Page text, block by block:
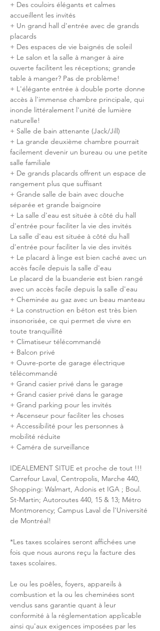
+ Des couloirs élégants et calmes
accueillent les invités
+ Un grand hall d'entrée avec de grands
placards
+ Des espaces de vie baignés de soleil
+ Le salon et la salle à manger à aire
ouverte facilitent les réceptions; grande
table à manger? Pas de problème!
+ L'élégante entrée à double porte donne
accès à l'immense chambre principale, qui
inonde littéralement l'unité de lumière
naturelle!
+ Salle de bain attenante (Jack/Jill)
+ La grande deuxième chambre pourrait
facilement devenir un bureau ou une petite
salle familiale
+ De grands placards offrent un espace de
rangement plus que suffisant
+ Grande salle de bain avec douche
séparée et grande baignoire
+ La salle d'eau est située à côté du hall
d'entrée pour faciliter la vie des invités
La salle d'eau est située à côté du hall
d'entrée pour faciliter la vie des invités
+ Le placard à linge est bien caché avec un
accès facile depuis la salle d'eau
Le placard de la buanderie est bien rangé
avec un accès facile depuis la salle d'eau
+ Cheminée au gaz avec un beau manteau
+ La construction en béton est très bien
insonorisée, ce qui permet de vivre en
toute tranquillité
+ Climatiseur télécommandé
+ Balcon privé
+ Ouvre-porte de garage électrique
télécommandé
+ Grand casier privé dans le garage
+ Grand casier privé dans le garage
+ Grand parking pour les invités
+ Ascenseur pour faciliter les choses
+ Accessibilité pour les personnes à
mobilité réduite
+ Caméra de surveillance
IDEALEMENT SITUE et proche de tout !!!
Carrefour Laval, Centropolis, Marche 440,
Shopping: Walmart, Adonis et IGA ; Boul.
St-Martin; Autoroutes 440, 15 & 13; Métro
Montmorency; Campus Laval de l'Université
de Montréal!
*Les taxes scolaires seront affichées une
fois que nous aurons reçu la facture des
taxes scolaires.
Le ou les poêles, foyers, appareils à
combustion et la ou les cheminées sont
vendus sans garantie quant à leur
conformité à la réglementation applicable
ainsi qu'aux exigences imposées par les